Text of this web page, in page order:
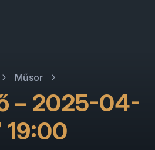
Műsor
– 2025-04-
19:00